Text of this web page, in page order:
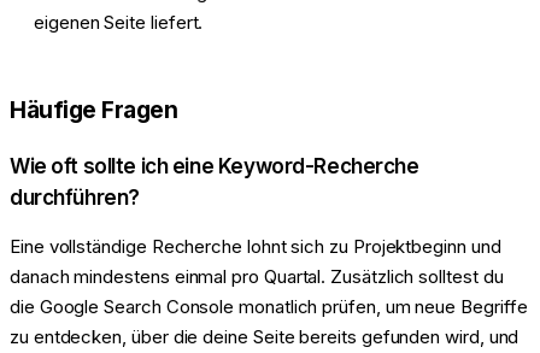
eigenen Seite liefert.
Häufige Fragen
Wie oft sollte ich eine Keyword-Recherche
durchführen?
Eine vollständige Recherche lohnt sich zu Projektbeginn und
danach mindestens einmal pro Quartal. Zusätzlich solltest du
die Google Search Console monatlich prüfen, um neue Begriffe
zu entdecken, über die deine Seite bereits gefunden wird, und